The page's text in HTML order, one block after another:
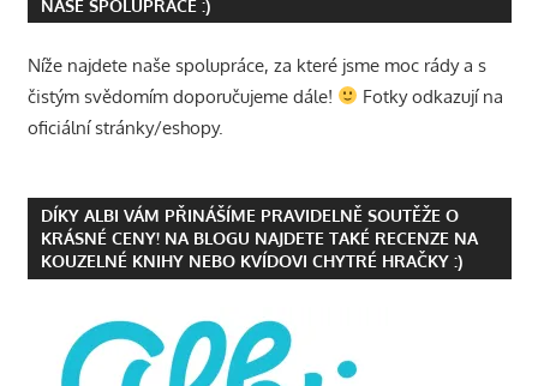
NAŠE SPOLUPRÁCE :)
Níže najdete naše spolupráce, za které jsme moc rády a s
čistým svědomím doporučujeme dále!
Fotky odkazují na
oficiální stránky/eshopy.
DÍKY ALBI VÁM PŘINÁŠÍME PRAVIDELNĚ SOUTĚŽE O
KRÁSNÉ CENY! NA BLOGU NAJDETE TAKÉ RECENZE NA
KOUZELNÉ KNIHY NEBO KVÍDOVI CHYTRÉ HRAČKY :)